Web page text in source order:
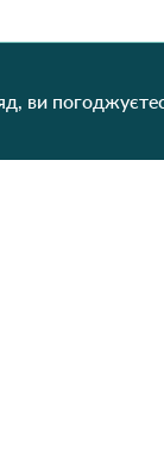
ви